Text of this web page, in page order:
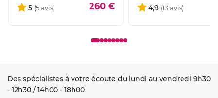
5 260 € 4,9
Des spécialistes à votre écoute du lundi au vendredi 9h30
- 12h30 / 14h00 - 18h00